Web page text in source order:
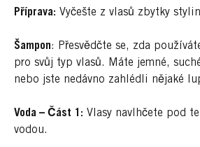
Příprava: Vyčešte z vlasů zbytky
Šampon: Přesvědčte se, zda
pro svůj typ vlasů. Máte jemné,
nebo jste nedávno zahlédli nějaké
Voda – Část 1: Vlasy navlhčete pod
vodou.